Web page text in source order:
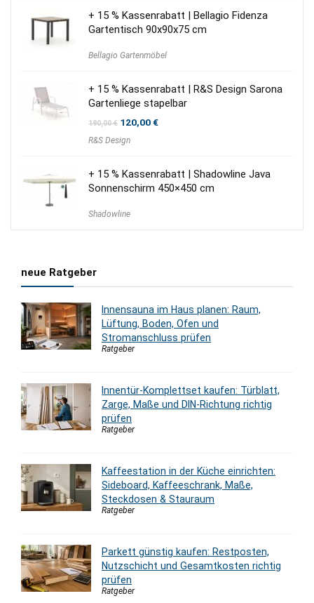
+ 15 % Kassenrabatt | Bellagio Fidenza
Gartentisch 90x90x75 cm
Bellagio Gartenmöbel
+ 15 % Kassenrabatt | R&S Design Sarona
Gartenliege stapelbar
190,00€ Ursprünglicher
war:
120,00€Aktueller
R&S Design
+ 15 % Kassenrabatt | Shadowline Java
Sonnenschirm 450×450 cm
Shadowline
neue Ratgeber
Innensauna im Haus planen: Raum,
Lüftung, Boden, Ofen und
Stromanschluss prüfen
Ratgeber
Innentür-Komplettset kaufen: Türblatt,
Zarge, Maße und DIN-Richtung richtig
prüfen
Ratgeber
Kaffeestation in der Küche einrichten:
Sideboard, Kaffeeschrank, Maße,
Steckdosen & Stauraum
Ratgeber
Parkett günstig kaufen: Restposten,
Nutzschicht und Gesamtkosten richtig
prüfen
Ratgeber